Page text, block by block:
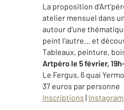
La proposition
atelier mensuel dans
autour d’une
peint l’autre… et
Tableaux, peinture,
Artpéro le 5 février,
Le Fergus, 6 quai
37 euros par personne
Inscriptions | Instagram